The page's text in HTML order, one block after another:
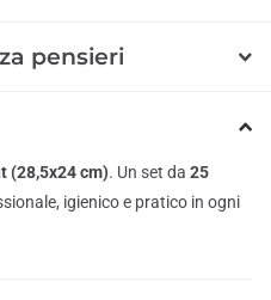
pensieri
(28,5x24 cm). Un set da 25
igienico e pratico in ogni